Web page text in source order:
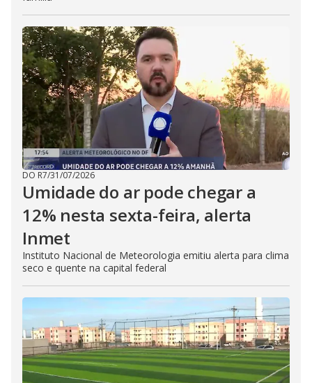
DO R7/31/07/2026
Umidade do ar pode chegar a
12% nesta sexta-feira, alerta
Inmet
Instituto Nacional de Meteorologia emitiu alerta para clima
seco e quente na capital federal